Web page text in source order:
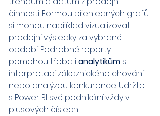
činnosti. Formou přehledných grafů
si mohou například vizualizovat
prodejní výsledky za vybrané
období. Podrobné reporty
pomohou třeba i analytikům s
interpretací zákaznického chování
nebo analýzou konkurence. Udržte
s Power BI své podnikání vždy v
plusových číslech!